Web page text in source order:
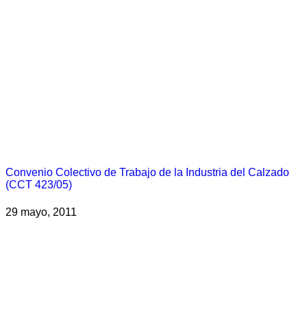
Convenio Colectivo de Trabajo de la Industria del Calzado
(CCT 423/05)
29 mayo, 2011